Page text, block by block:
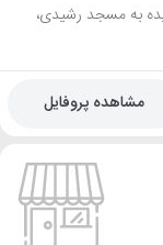
به مسجد رشیدی،
مشاهده پروفایل